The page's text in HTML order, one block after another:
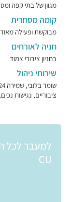
מגוון של בתי קפה
קומה מסחרית
מבוקשת ופעילה מאוד
חניה לאורחים
בחניון ציבורי צמוד
שירותי ניהול
ציבוריים, נגישות
למעבר לכל
CU